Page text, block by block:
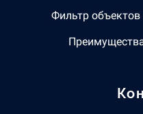
Фильтр объектов